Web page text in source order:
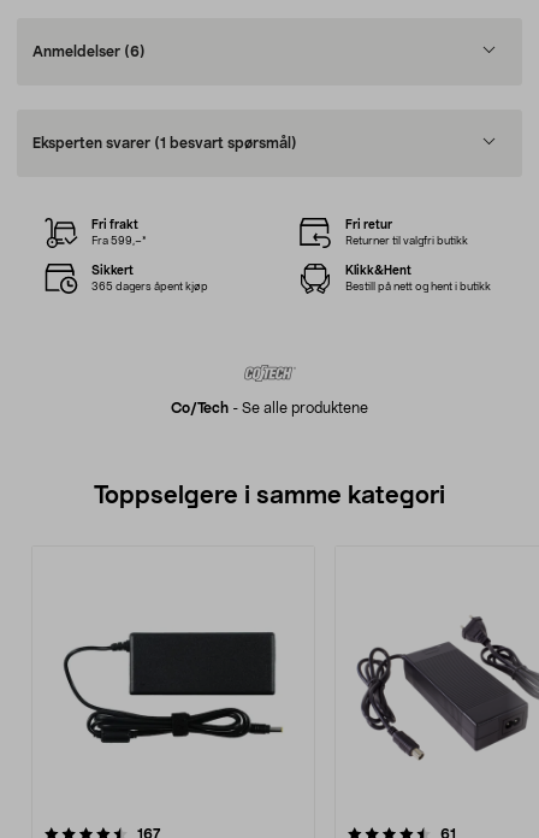
Anmeldelser (6)
Eksperten svarer (1 besvart spørsmål)
Co/tech - Se alle produktene
Fri frakt
Fra 599,–*
Fri retur
Returner til valgfri butikk
Sikkert
365 dagers åpent kjøp
Klikk&Hent
Bestill på nett og hent i butikk
Toppselgere i samme kategori
167anmeldelser
4.5 av 5 stjerner 61
4.0 av 5 stjerner